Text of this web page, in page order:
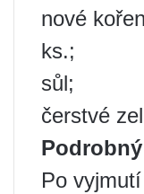
nové
ks.;
sůl;
čerstvé
Po